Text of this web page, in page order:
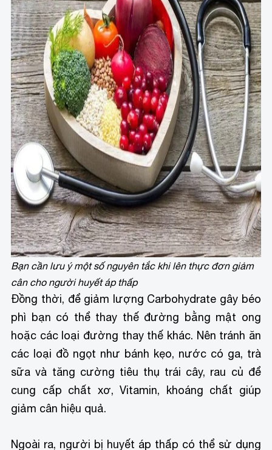
Bạn cần lưu ý một số nguyên tắc khi lên thực đơn giảm
cân cho người huyết áp thấp
Đồng thời, để giảm lượng Carbohydrate gây béo
phì bạn có thể thay thế đường bằng mật ong
hoặc các loại đường thay thế khác. Nên tránh ăn
các loại đồ ngọt như bánh kẹo, nước có ga, trà
sữa và tăng cường tiêu thụ trái cây, rau củ để
cung cấp chất xơ, Vitamin, khoáng chất giúp
giảm cân hiệu quả.
Ngoài ra, người bị huyết áp thấp có thể sử dụng